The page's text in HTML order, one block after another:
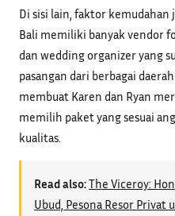
Di sisi lain, faktor
Bali memiliki banyak vendor
dan wedding organizer yang
pasangan dari berbagai
membuat Karen dan Ryan
memilih paket yang sesuai
kualitas.
Read also:The Viceroy:
Ubud, Pesona Resor Privat